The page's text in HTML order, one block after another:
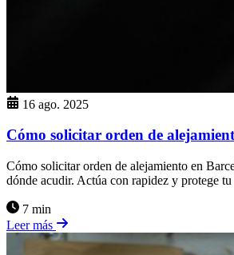
16 ago. 2025
Cómo solicitar orden de
Cómo solicitar orden de alejamiento en
dónde acudir. Actúa con rapidez y protege
7 min
Leer más